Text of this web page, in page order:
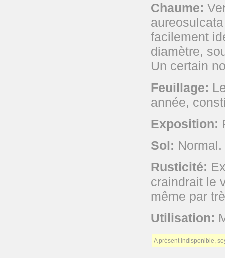
Chaume:
facilement
diamètre,
Un certain
Feuillage:
année,
Exposition:
Sol: Normal.
Rusticité:
craindrait le
même par
Utilisation:
A présent indisponible,